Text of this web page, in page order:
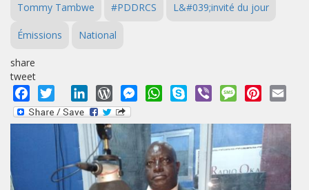
Tommy Tambwe #PDDRCS L&#039;invité du jour
Émissions National
share
tweet
Facebook
Twitter LinkedInWordPressMessengerWhatsApp
Skype Viber MessagePinterest